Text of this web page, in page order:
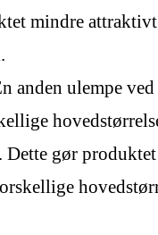
mindre
anden ulempe
gør